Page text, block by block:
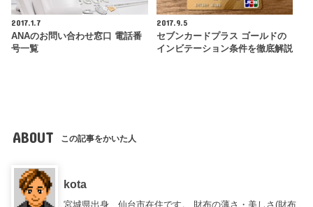
2017.1.7
ANAのお問い合わせ窓口 電話番
号一覧
2017.9.5
セブンカードプラス ゴールドの
インビテーション条件を徹底解説
ABOUT この記事をかいた人
kota
宮城県出身、仙台市在住です。 財布の薄さ・美しさ(財布